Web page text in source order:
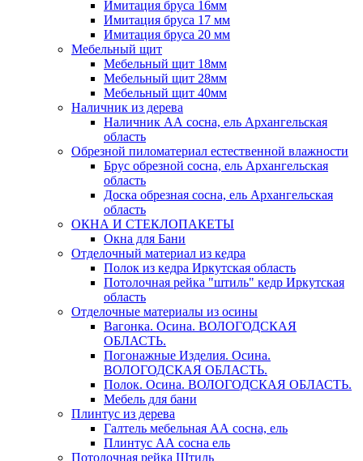
Имитация бруса 16мм
Имитация бруса 17 мм
Имитация бруса 20 мм
Мебельный щит
Мебельный щит 18мм
Мебельный щит 28мм
Мебельный щит 40мм
Наличник из дерева
Наличник АА сосна, ель Архангельская
область
Обрезной пиломатериал естественной влажности
Брус обрезной сосна, ель Архангельская
область
Доска обрезная сосна, ель Архангельская
область
ОКНА И СТЕКЛОПАКЕТЫ
Окна для Бани
Отделочный материал из кедра
Полок из кедра Иркутская область
Потолочная рейка "штиль" кедр Иркутская
область
Отделочные материалы из осины
Вагонка. Осина. ВОЛОГОДСКАЯ
ОБЛАСТЬ.
Погонажные Изделия. Осина.
ВОЛОГОДСКАЯ ОБЛАСТЬ.
Полок. Осина. ВОЛОГОДСКАЯ ОБЛАСТЬ.
Мебель для бани
Плинтус из дерева
Галтель мебельная АА сосна, ель
Плинтус АА сосна ель
Потолочная рейка Штиль